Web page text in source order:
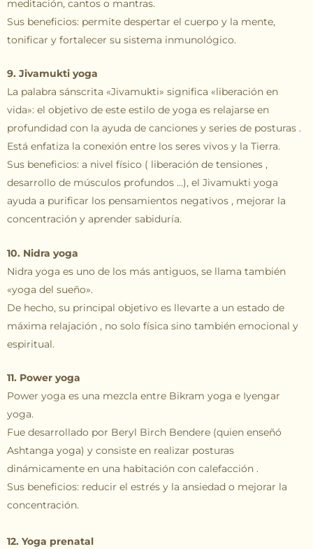
meditación, cantos o mantras.
Sus beneficios: permite despertar el cuerpo y la mente,
tonificar y fortalecer su sistema inmunológico.
9. Jivamukti yoga
La palabra sánscrita «Jivamukti» significa «liberación en
vida»: el objetivo de este estilo de yoga es relajarse en
profundidad con la ayuda de canciones y series de posturas .
Está enfatiza la conexión entre los seres vivos y la Tierra.
Sus beneficios: a nivel físico ( liberación de tensiones ,
desarrollo de músculos profundos …), el Jivamukti yoga
ayuda a purificar los pensamientos negativos , mejorar la
concentración y aprender sabiduría.
10. Nidra yoga
Nidra yoga es uno de los más antiguos, se llama también
«yoga del sueño».
De hecho, su principal objetivo es llevarte a un estado de
máxima relajación , no solo física sino también emocional y
espiritual.
11. Power yoga
Power yoga es una mezcla entre Bikram yoga e Iyengar
yoga.
Fue desarrollado por Beryl Birch Bendere (quien enseñó
Ashtanga yoga) y consiste en realizar posturas
dinámicamente en una habitación con calefacción .
Sus beneficios: reducir el estrés y la ansiedad o mejorar la
concentración.
12. Yoga prenatal